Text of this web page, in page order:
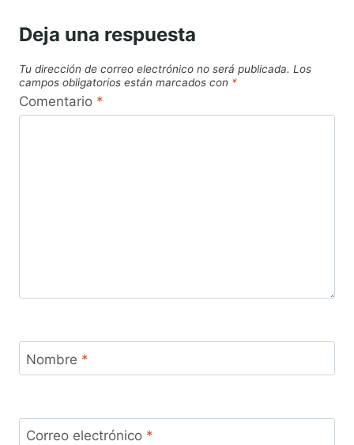
Deja una respuesta
Tu dirección de correo electrónico no será publicada. Los
campos obligatorios están marcados con *
Comentario *
Nombre *
Correo electrónico *